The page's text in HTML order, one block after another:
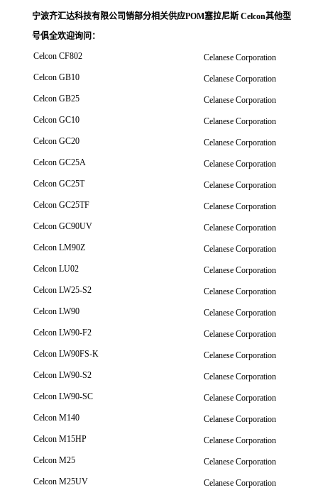
宁波齐汇达科技有限公司销部分相关供应POM塞拉尼斯 Celcon其他型
号俱全欢迎询问 ：
Celcon CF802
Celanese Corporation
Celcon GB10
Celanese Corporation
Celcon GB25
Celanese Corporation
Celcon GC10
Celanese Corporation
Celcon GC20
Celanese Corporation
Celcon GC25A
Celanese Corporation
Celcon GC25T
Celanese Corporation
Celcon GC25TF
Celanese Corporation
Celcon GC90UV
Celanese Corporation
Celcon LM90Z
Celanese Corporation
Celcon LU02
Celanese Corporation
Celcon LW25-S2
Celanese Corporation
Celcon LW90
Celanese Corporation
Celcon LW90-F2
Celanese Corporation
Celcon LW90FS-K
Celanese Corporation
Celcon LW90-S2
Celanese Corporation
Celcon LW90-SC
Celanese Corporation
Celcon M140
Celanese Corporation
Celcon M15HP
Celanese Corporation
Celcon M25
Celanese Corporation
Celcon M25UV
Celanese Corporation